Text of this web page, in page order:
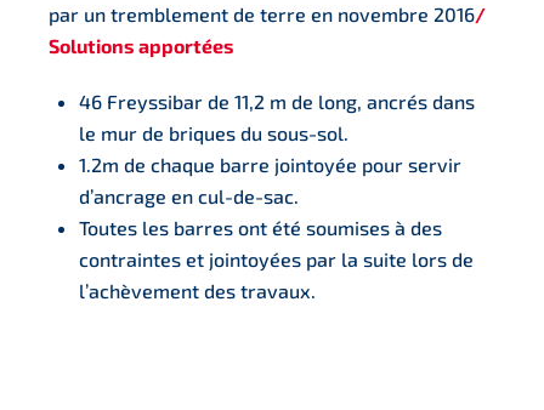
par un tremblement de terre en novembre 2016/
Solutions apportées
46 Freyssibar de 11,2 m de long, ancrés dans
le mur de briques du sous-sol.
1.2m de chaque barre jointoyée pour servir
d’ancrage en cul-de-sac.
Toutes les barres ont été soumises à des
contraintes et jointoyées par la suite lors de
l’achèvement des travaux.